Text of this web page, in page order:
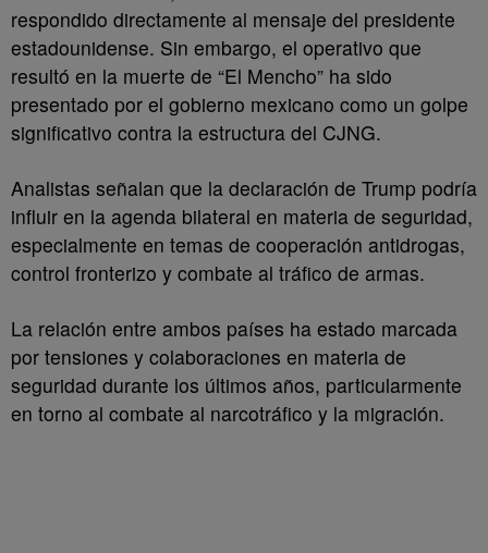
respondido directamente al mensaje del presidente
estadounidense. Sin embargo, el operativo que
resultó en la muerte de “El Mencho” ha sido
presentado por el gobierno mexicano como un golpe
significativo contra la estructura del CJNG.
Analistas señalan que la declaración de Trump podría
influir en la agenda bilateral en materia de seguridad,
especialmente en temas de cooperación antidrogas,
control fronterizo y combate al tráfico de armas.
La relación entre ambos países ha estado marcada
por tensiones y colaboraciones en materia de
seguridad durante los últimos años, particularmente
en torno al combate al narcotráfico y la migración.